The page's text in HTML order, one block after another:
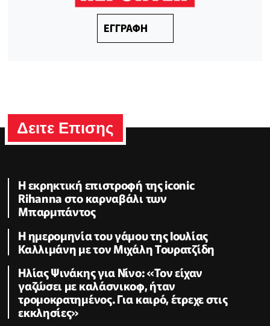
ΕΓΓΡΑΦΗ
Δειτε Επισης
Η εκρηκτική επιστροφή της iconic
Rihanna στο καρναβάλι των
Μπαρμπάντος
Η ημερομηνία του γάμου της Ιουλίας
Καλλιμάνη με τον Μιχάλη Τουρατζίδη
Ηλίας Ψινάκης για Νίνο: «Τον είχαν
γαζώσει με καλάσνικοφ, ήταν
τρομοκρατημένος. Για καιρό, έτρεχε στις
εκκλησίες»